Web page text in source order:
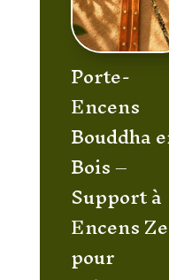
Porte-
Encens
Bouddha
Bois –
Support à
Encens
pour